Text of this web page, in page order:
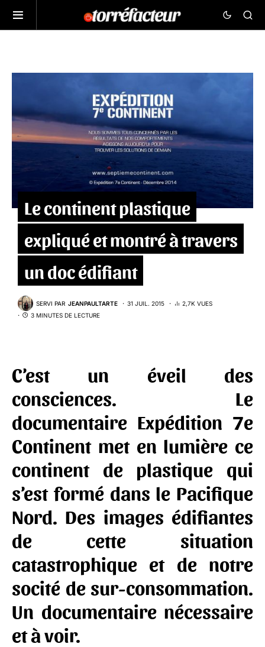
Le continent plastique
expliqué et montré à travers
un doc édifiant
SERVI PAR JEANPAULTARTE 31 JUIL. 2015
2,7K VUES
3 MINUTES DE LECTURE
C’est un éveil des
consciences. Le
documentaire Expédition 7e
Continentmet en lumière ce
continent de plastique qui
s’est formé dans le Pacifique
Nord. Des images édifiantes
de cette situation
catastrophique et de notre
socité de sur-consommation.
Un documentaire nécessaire
et à voir.